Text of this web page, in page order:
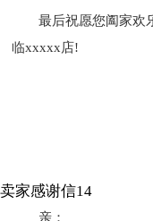
最后祝愿您阖家欢
临xxxxx店!
卖家感谢信14
亲：